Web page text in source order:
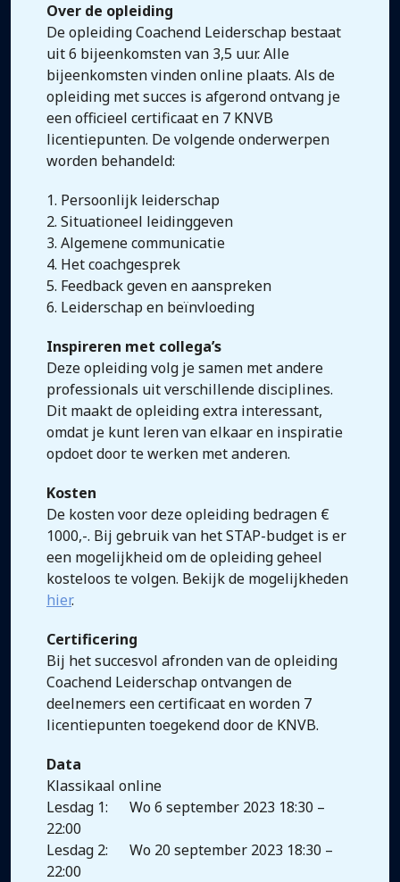
Over de opleiding
De opleiding Coachend Leiderschap bestaat
uit 6 bijeenkomsten van 3,5 uur. Alle
bijeenkomsten vinden online plaats. Als de
opleiding met succes is afgerond ontvang je
een officieel certificaat en 7 KNVB
licentiepunten. De volgende onderwerpen
worden behandeld:
1. Persoonlijk leiderschap
2. Situationeel leidinggeven
3. Algemene communicatie
4. Het coachgesprek
5. Feedback geven en aanspreken
6. Leiderschap en beïnvloeding
Inspireren met collega’s
Deze opleiding volg je samen met andere
professionals uit verschillende disciplines.
Dit maakt de opleiding extra interessant,
omdat je kunt leren van elkaar en inspiratie
opdoet door te werken met anderen.
Kosten
De kosten voor deze opleiding bedragen €
1000,-. Bij gebruik van het STAP-budget is er
een mogelijkheid om de opleiding geheel
kosteloos te volgen. Bekijk de mogelijkheden
hier.
Certificering
Bij het succesvol afronden van de opleiding
Coachend Leiderschap ontvangen de
deelnemers een certificaat en worden 7
licentiepunten toegekend door de KNVB.
Data
Klassikaal online
Lesdag 1: Wo 6 september 2023 18:30 –
22:00
Lesdag 2: Wo 20 september 2023 18:30 –
22:00